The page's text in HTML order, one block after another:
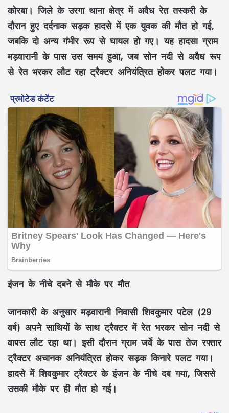
कोरबा। जिले के उरगा थाना क्षेत्र में अवैध रेत तस्करी के
दौरान हुए दर्दनाक सड़क हादसे में एक युवक की मौत हो गई,
जबकि दो अन्य गंभीर रूप से घायल हो गए। यह हादसा ग्राम
मड़वारानी के पास उस समय हुआ, जब सोन नदी से अवैध रूप
से रेत भरकर लौट रहा ट्रैक्टर अनियंत्रित होकर पलट गया।
इंजन के नीचे दबने से मौके पर मौत
जानकारी के अनुसार मड़वारानी निवासीशिवकुमार पटेल (29
वर्ष) अपने साथियों के साथ ट्रैक्टर में रेत भरकर सोन नदी से
वापस लौट रहा था। इसी दौरान ग्राम जर्वे के पास तेज रफ्तार
ट्रैक्टर अचानक अनियंत्रित होकर सड़क किनारे पलट गया।
हादसे में शिवकुमार ट्रैक्टर के इंजन के नीचे दब गया, जिससे
उसकी मौके पर ही मौत हो गई।